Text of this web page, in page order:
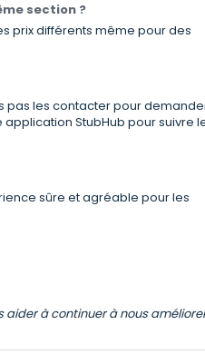
section ?
prix différents même pour des
pas les contacter pour
StubHub pour suivre
sûre et agréable pour les
aider à continuer à nous